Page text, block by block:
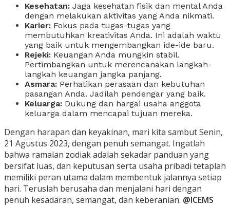
Kesehatan: Jaga kesehatan fisik dan mental Anda
dengan melakukan aktivitas yang Anda nikmati.
Karier: Fokus pada tugas-tugas yang
membutuhkan kreativitas Anda. Ini adalah waktu
yang baik untuk mengembangkan ide-ide baru.
Rejeki: Keuangan Anda mungkin stabil.
Pertimbangkan untuk merencanakan langkah-
langkah keuangan jangka panjang.
Asmara: Perhatikan perasaan dan kebutuhan
pasangan Anda. Jadilah pendengar yang baik.
Keluarga: Dukung dan hargai usaha anggota
keluarga dalam mencapai tujuan mereka.
Dengan harapan dan keyakinan, mari kita sambut Senin,
21 Agustus 2023, dengan penuh semangat. Ingatlah
bahwa ramalan zodiak adalah sekadar panduan yang
bersifat luas, dan keputusan serta usaha pribadi tetaplah
memiliki peran utama dalam membentuk jalannya setiap
hari. Teruslah berusaha dan menjalani hari dengan
penuh kesadaran, semangat, dan keberanian. @ICEMS